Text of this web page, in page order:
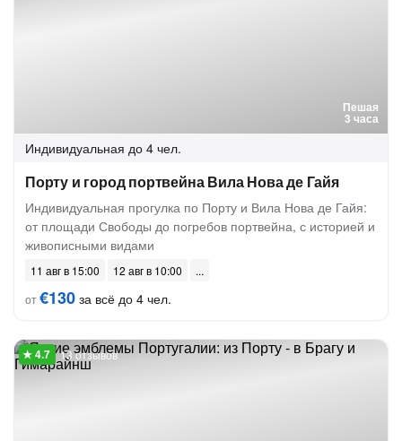
Пешая
3 часа
Индивидуальная до 4 чел.
Порту и город портвейна Вила Нова де Гайя
Индивидуальная прогулка по Порту и Вила Нова де Гайя:
от площади Свободы до погребов портвейна, с историей и
живописными видами
11 авг в 15:00
12 авг в 10:00
от€130 за всё до 4 чел.
13 отзывов